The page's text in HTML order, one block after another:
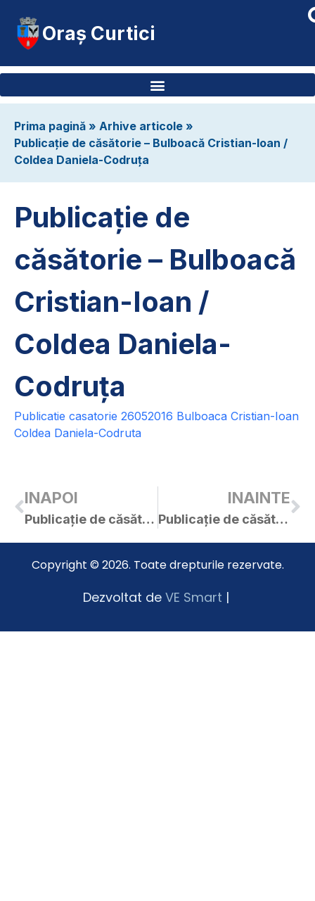
Oraș Curtici
Prima pagină » Arhive articole »
Publicație de căsătorie – Bulboacă Cristian-Ioan /
Coldea Daniela-Codruța
Publicație de
căsătorie – Bulboacă
Cristian-Ioan /
Coldea Daniela-
Codruța
Publicatie casatorie 26052016 Bulboaca Cristian-Ioan
Coldea Daniela-Codruta
INAPOI
Publicație de căsătorie – Enciu Andrei-Claudiu / Copăcianu Mădălina-Luminița
INAINTE
Publicație de căsătorie – Muntean Sorin-Cornel / Căldăraș Ana
Copyright © 2026. Toate drepturile rezervate.
Dezvoltat de VE Smart |